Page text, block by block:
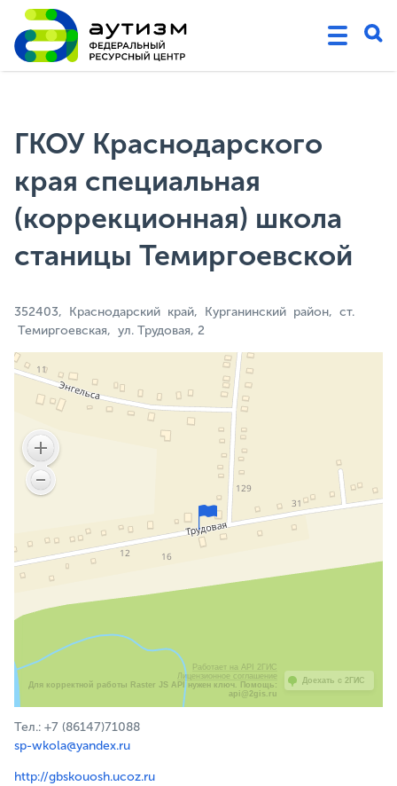
ГКОУ Краснодарского
края специальная
(коррекционная) школа
станицы Темиргоевской
352403, Краснодарский край, Курганинский район, ст.
Темиргоевская, ул. Трудовая, 2
Работает на API 2ГИС
Лицензионное соглашение
Для корректной работы Raster JS API нужен ключ. Помощь:
api@2gis.ru
Доехать с 2ГИС
Тел.: +7 (86147)71088
sp-wkola@yandex.ru
http://gbskouosh.ucoz.ru